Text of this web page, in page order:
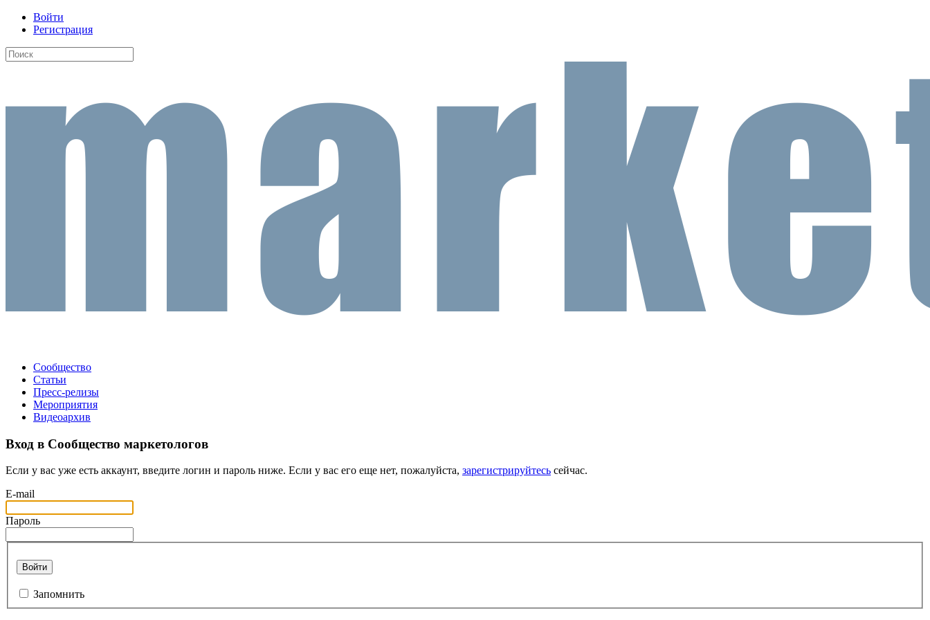
Войти
Регистрация
Сообщество
Статьи
Пресс-релизы
Мероприятия
Видеоархив
Вход в Сообщество маркетологов
Если у вас уже есть аккаунт, введите логин и пароль ниже. Если у вас его еще нет, пожалуйста, зарегистрируйтесь сейчас.
E-mail
Пароль
Войти
Запомнить